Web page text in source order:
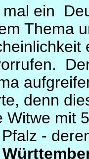
ein
Thema
denn
Witwe mit
-